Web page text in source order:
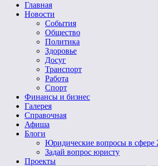
Главная
Новости
События
Общество
Политика
Здоровье
Досуг
Транспорт
Работа
Спорт
Финансы и бизнес
Галерея
Справочная
Афиша
Блоги
Юридические вопросы в
Задай вопрос юристу
Проекты